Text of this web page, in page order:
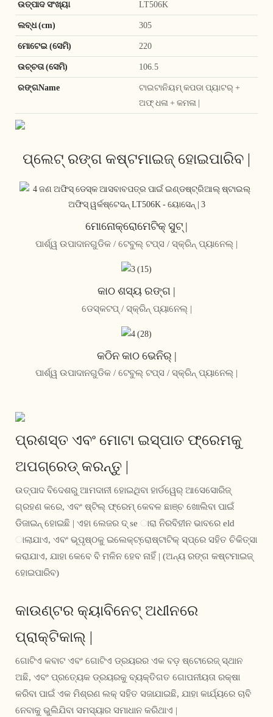
ଉତ୍ପାଦ ସଂଖ୍ୟା LT506K
ଲବ୍ଧ (cm) 305
ମୋଟେଇ (ସେମି) 220
ଉଚ୍ଚତା (ସେମି) 106.5
ରଙ୍ଗName
ଟାଇଟାନିୟମ୍ କପଡା ପ୍ୟାଟର୍ +
ଅଫ୍ ଧଳା + କମଳା |
ପ୍ଲେଟ୍ ରଙ୍ଗ କଷ୍ଟମାଇଜ୍ ହୋଇପାରିବ |
ମୋନୋକ୍ରୋମେଟିକ୍ ସୁଟ୍ |
ପାର୍ଶ୍ୱ ଉପାଦାନଗୁଡିକ / ଟେବୁଲ୍ ଟପ୍ସ / ସ୍କ୍ରିନ୍ ପ୍ୟାନେଲ୍ |
କାଠ ଶସ୍ୟ ରଙ୍ଗ |
ଡେସ୍କଟପ୍ / ସ୍କ୍ରିନ୍ ପ୍ୟାନେଲ୍ |
କଠିନ କାଠ ଭେନିର୍ |
ପାର୍ଶ୍ୱ ଉପାଦାନଗୁଡିକ / ଟେବୁଲ୍ ଟପ୍ସ / ସ୍କ୍ରିନ୍ ପ୍ୟାନେଲ୍ |
ପ୍ରଶସ୍ତ ଏବଂ ମୋଟା ଇସ୍ପାତ ଫ୍ରେମକୁ
ଅପଗ୍ରେଡ୍ କରନ୍ତୁ |
ଉତ୍ପାଦ ବିଦେଶରୁ ଆମଦାନୀ ହୋଇଥିବା ହାର୍ଡୱେର୍ ଆସେସୋରିଜ୍
ଗ୍ରହଣ କରେ, ଏବଂ ଷ୍ଟିଲ୍ ଫ୍ରେମ୍ କେବଳ ଛାଞ୍ଚ ଖୋଲିବା ପାଇଁ
ଡିଜାଇନ୍ ହୋଇଛି | ଏହା ଲେଜର ଦ୍ se ାରା ନିରବିହୀନ ଭାବରେ eld
ାଲାଯାଏ, ଏବଂ ଭୂପୃଷ୍ଠକୁ ଇଲେକ୍ଟ୍ରୋଷ୍ଟାଟିକ୍ ସ୍ପ୍ରେ ସହିତ ଚିକିତ୍ସା
କରାଯାଏ, ଯାହା କେବେ ବି ମଳିନ ହେବ ନାହିଁ | (ଅନ୍ୟ ରଙ୍ଗ କଷ୍ଟମାଇଜ୍
ହୋଇପାରିବ)
କାଉଣ୍ଟର କ୍ୟାବିନେଟ୍ ଅଧୀନରେ
ପ୍ରାକ୍ଟିକାଲ୍ |
ଗୋଟିଏ କବାଟ ଏବଂ ଗୋଟିଏ ଡ୍ରୟରର ଏକ ବଡ଼ ଷ୍ଟୋରେଜ୍ ସ୍ଥାନ
ଅଛି, ଏବଂ ପ୍ରତ୍ୟେକ ଡ୍ରୟରକୁ ବ୍ୟକ୍ତିଗତ ଗୋପନୀୟତା ରକ୍ଷା
କରିବା ପାଇଁ ଏକ ମିଶ୍ରଣ ଲକ୍ ସହିତ ସଜାଯାଇଛି, ଯାହା କାର୍ଯ୍ୟରେ ଚାବି
ନେବାକୁ ଭୁଲିଯିବା ସମସ୍ୟାର ସମାଧାନ କରିଥାଏ |